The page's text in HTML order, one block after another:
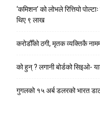
‘कमिशन’ को लोभले रित्तियो
थिए ९ लाख
करोडौँको ठगी, मृतक व्यक्तिकै
को हुन् ? लगानी बोर्डको सिइओ-
गुगलको १५ अर्ब डलरको भारत